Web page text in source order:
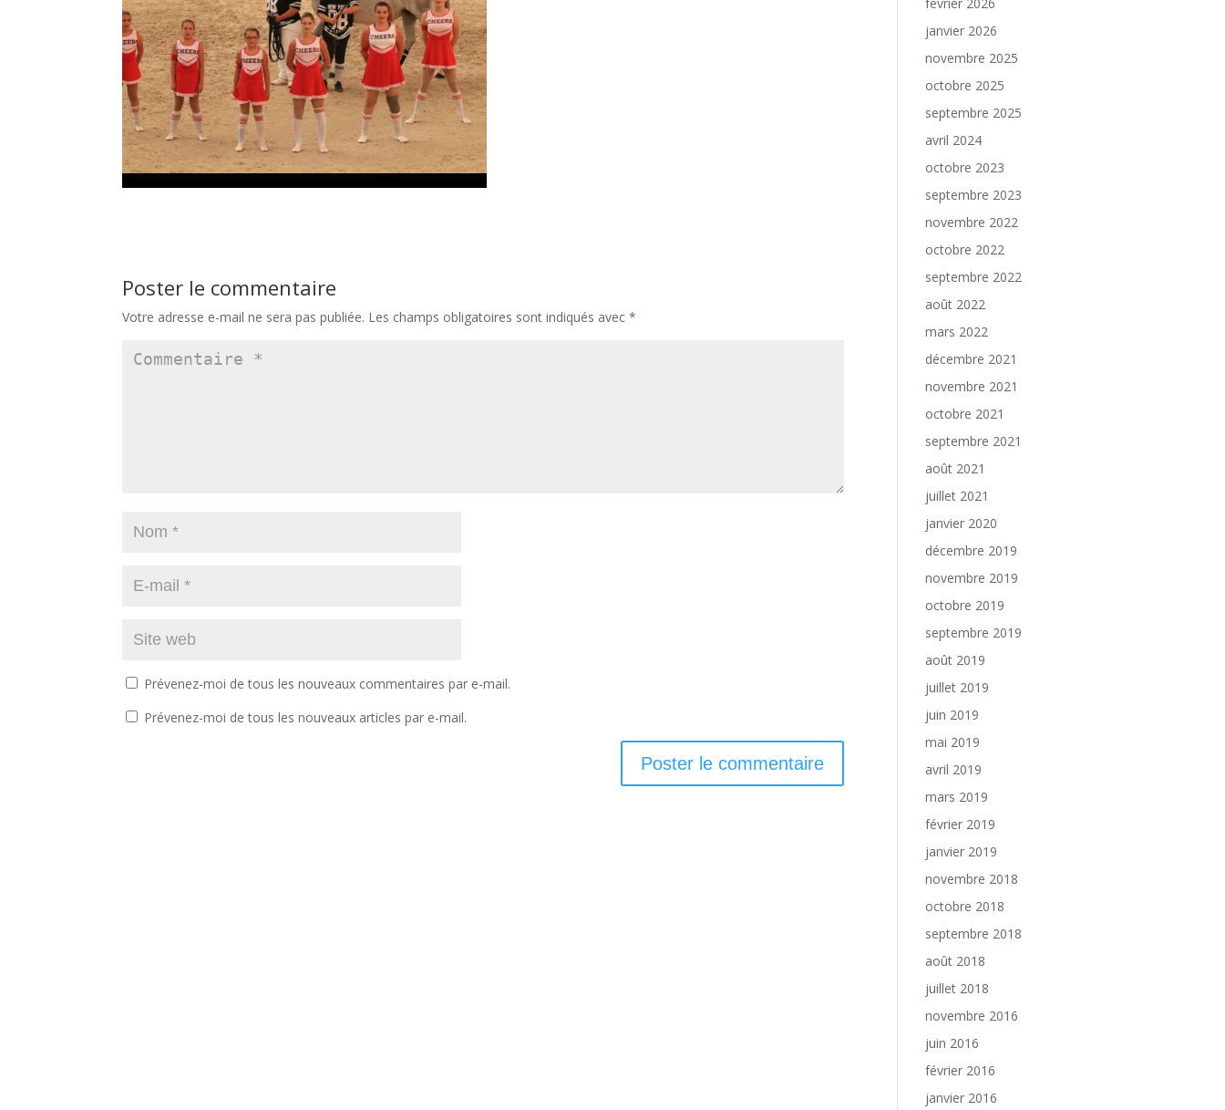
Poster le commentaire
Votre adresse e-mail ne sera pas publiée. Les champs obligatoires sont indiqués avec*
Prévenez-moi de tous les nouveaux commentaires par e-mail.
Prévenez-moi de tous les nouveaux articles par e-mail.
janvier 2026
novembre 2025
octobre 2025
septembre 2025
avril 2024
octobre 2023
septembre 2023
novembre 2022
octobre 2022
septembre 2022
août 2022
mars 2022
décembre 2021
novembre 2021
octobre 2021
septembre 2021
août 2021
juillet 2021
janvier 2020
décembre 2019
novembre 2019
octobre 2019
septembre 2019
août 2019
juillet 2019
juin 2019
mai 2019
avril 2019
mars 2019
février 2019
janvier 2019
novembre 2018
octobre 2018
septembre 2018
août 2018
juillet 2018
novembre 2016
juin 2016
février 2016
janvier 2016